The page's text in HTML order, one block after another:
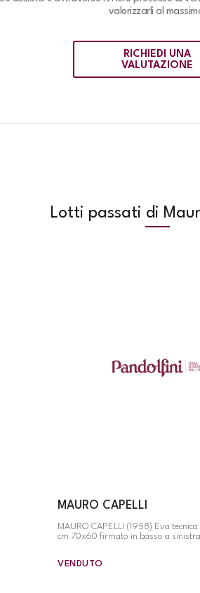
valorizzarli al
RICHIEDI UNA
VALUTAZIONE
Lotti passati di
MAURO CAPELLI
MAURO CAPELLI (1958) Eva
cm 70x60 firmato in basso a
VENDUTO